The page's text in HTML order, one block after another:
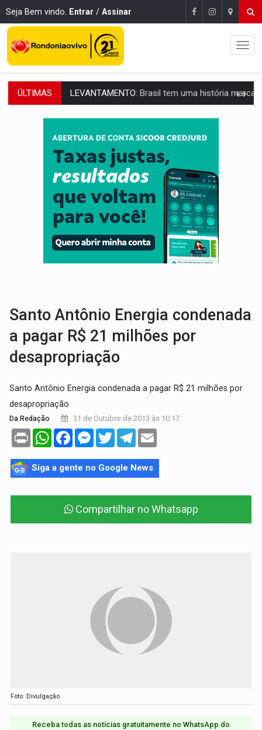
Seja Bem vindo. Entrar / Assinar
ÚLTIMAS LAMENTÁVEL:Mulher é encontrada morta dentro de residência
'XANDY DO MOTOCROSS':Pai morre em acidente na BR-364 duas semanas após
PESO DO VOTO:Cinco maiores colégios eleitorais concentram 53,7% dos
COLUNA SEMANAL:Largada foi dada e candidatos ao Governo de RO partem
SOB SUSPEITA: Entrega de 286 máquinas em Rondônia coincide com
Reter até 50% no distrato imobiliário é legal, mas não pode
DO HOSPITAL AO CAMPO:Veja as mais de 200 ações de Marcos
Grupo Nova Era amplia presença em PVH e transforma Aramix
Santo Antônio Energia condenada
a pagar R$ 21 milhões por
desapropriação
Santo Antônio Energia condenada a pagar R$ 21 milhões por
desapropriação
Da Redação 31 de Outubro de 2013 às 10:17
Print WhatsAppFacebookMessenger
TwitterTelegram
Siga a gente no Google News
Compartilhar no Whatsapp
Foto: Divulgação
Receba todas as notícias gratuitamente no WhatsApp do